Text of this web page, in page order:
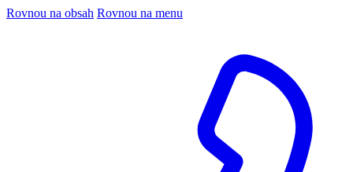
Rovnou na obsah Rovnou na menu